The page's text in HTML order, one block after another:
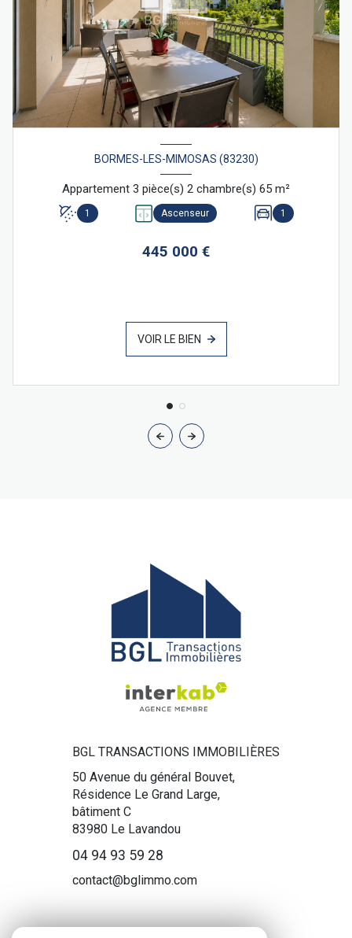
BORMES-LES-MIMOSAS (83230)
Appartement 3 pièce(s) 2 chambre(s) 65 m²
1 Ascenseur 1
445 000 €
VOIR LE BIEN
BGL TRANSACTIONS IMMOBILIÈRES
50 Avenue du général Bouvet,
Résidence Le Grand Large,
bâtiment C
83980 Le Lavandou
04 94 93 59 28
contact@bglimmo.com